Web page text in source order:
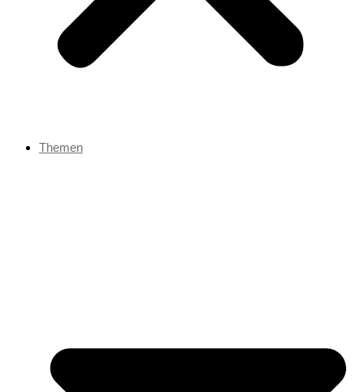
Themen